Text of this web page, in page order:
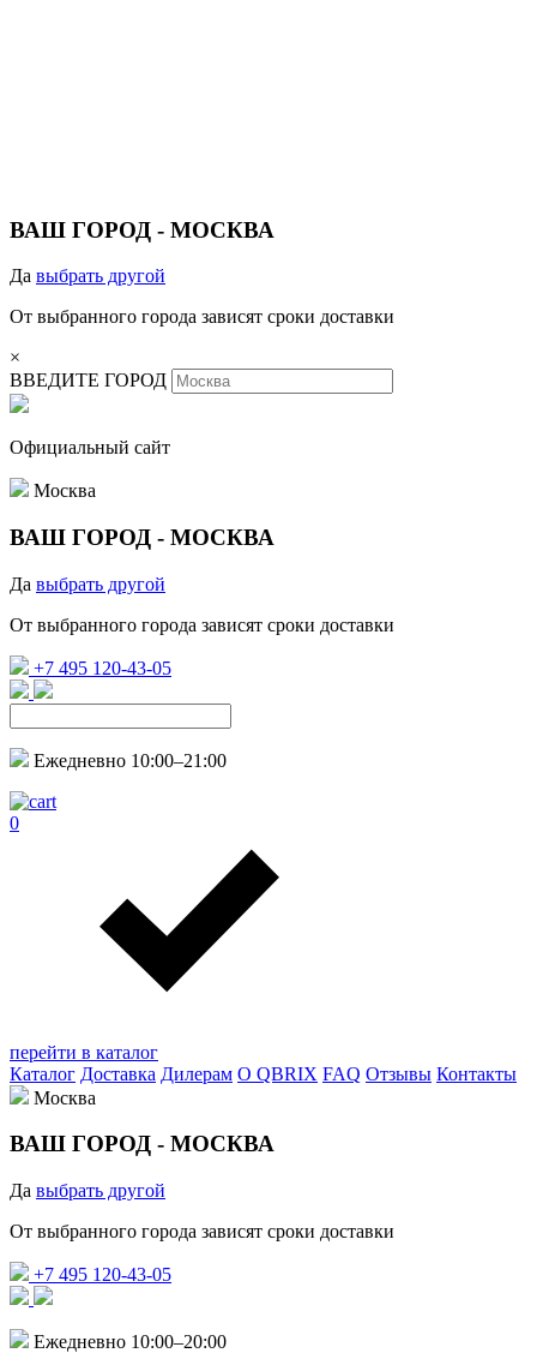
ВАШ ГОРОД - МОСКВА
Да выбрать другой
От выбранного города зависят сроки доставки
×
ВВЕДИТЕ ГОРОД
Официальный сайт
Москва
ВАШ ГОРОД - МОСКВА
Да выбрать другой
От выбранного города зависят сроки доставки
+7 495 120-43-05
Ежедневно 10:00–21:00
0
перейти в каталог
Каталог Доставка Дилерам О QBRIX FAQ Отзывы Контакты
Москва
ВАШ ГОРОД - МОСКВА
Да выбрать другой
От выбранного города зависят сроки доставки
+7 495 120-43-05
Ежедневно 10:00–20:00